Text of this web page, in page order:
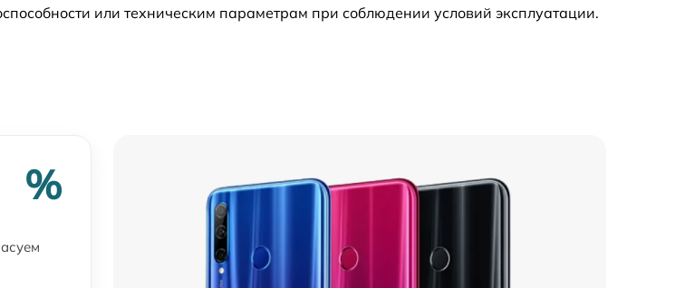
или техническим параметрам при соблюдении условий эксплуатации.
%